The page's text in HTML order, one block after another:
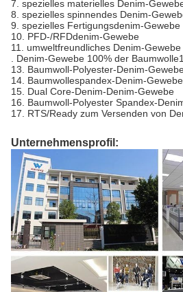
7. spezielles materielles Denim-
8. spezielles spinnendes Denim-
9. spezielles Fertigungsdenim-Gewebe
10. PFD-/RFDdenim-Gewebe
11. umweltfreundliches Denim-Gewebe
. Denim-Gewebe 100% der
13. Baumwoll-Polyester-Denim-
14. Baumwollespandex-Denim-Gewebe
15. Dual Core-Denim-Denim-Gewebe
16. Baumwoll-Polyester Spandex-
17. RTS/Ready zum Versenden von
Unternehmensprofil: